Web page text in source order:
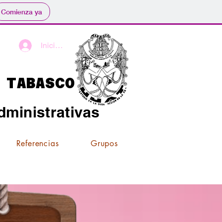
Comienza ya
Iniciar sesión
Referencias Grupos